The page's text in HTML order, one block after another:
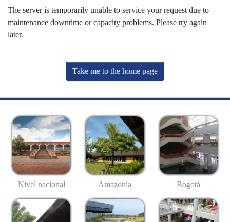
The server is temporarily unable to service your request due to
maintenance downtime or capacity problems. Please try again
later.
Take me to the home page
Nivel nacional Amazonía Bogotá